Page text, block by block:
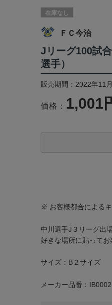
在庫なし
ＦＣ今治
Jリーグ100試
選手）
販売期間：2022年11
価格： 1,001
※ お客様都合による
中川選手J３リーグ出
好きな場所に貼って
サイズ：B２サイズ
メーカー品番：